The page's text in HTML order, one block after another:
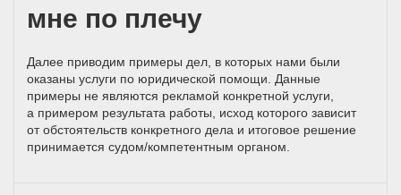
мне по плечу
Далее приводим примеры дел, в которых нами были
оказаны услуги по юридической помощи. Данные
примеры не являются рекламой конкретной услуги,
а примером результата работы, исход которого зависит
от обстоятельств конкретного дела и итоговое решение
принимается судом/компетентным органом.